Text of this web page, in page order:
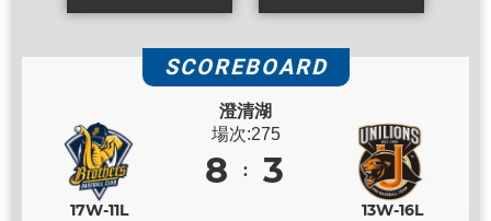
SCOREBOARD
澄清湖
場次:275
8
17W-11L
3
13W-16L